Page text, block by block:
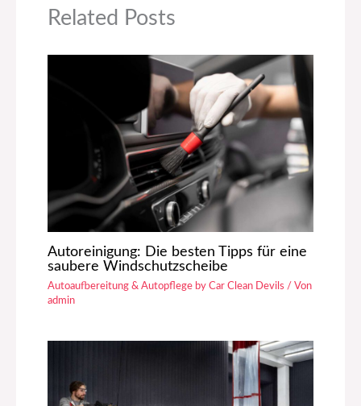
Related Posts
Autoreinigung: Die besten Tipps für eine
saubere Windschutzscheibe
Autoaufbereitung & Autopflege by Car Clean Devils / Von
admin